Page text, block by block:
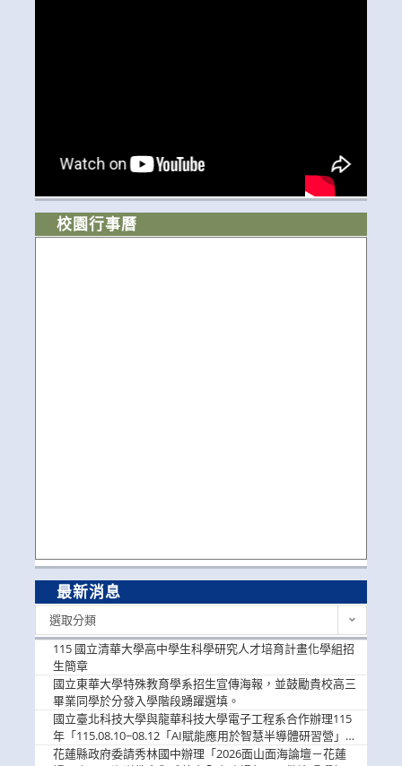
校園行事曆
最新消息
選取分類
115 國立清華大學高中學生科學研究人才培育計畫化學組招
生簡章
國立東華大學特殊教育學系招生宣傳海報，並鼓勵貴校高三
畢業同學於分發入學階段踴躍選填。
國立臺北科技大學與龍華科技大學電子工程系合作辦理115
年「115.08.10~08.12「AI賦能應用於智慧半導體研習營」，
歡迎學生踴躍報名參加
花蓮縣政府委請秀林國中辦理「2026面山面海論壇－花蓮